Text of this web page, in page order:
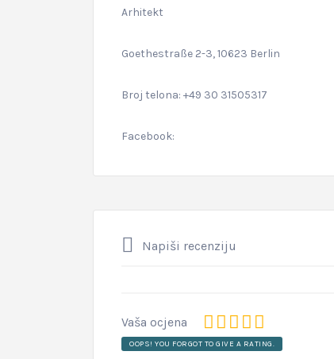
Arhitekt
Goethestraße 2-3, 10623 Berlin
Broj telona: +49 30 31505317
Facebook:
Napiši recenziju
Vaša ocjena
OOPS! YOU FORGOT TO GIVE A RATING.